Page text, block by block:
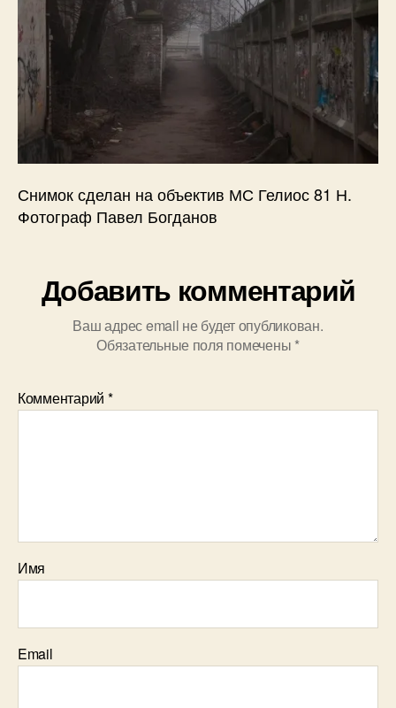
Снимок сделан на объектив МС Гелиос 81 Н.
Фотограф Павел Богданов
Добавить комментарий
Ваш адрес email не будет опубликован.
Обязательные поля помечены *
Комментарий *
Имя
Email